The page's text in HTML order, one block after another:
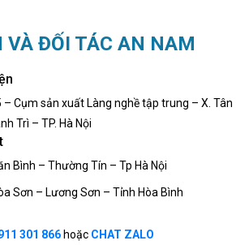
VÀ ĐỐI TÁC AN NAM
– Cụm sản xuất Làng nghề tập trung – X. Tân
Trì – TP. Hà Nội
Bình – Thường Tín – Tp Hà Nội
Sơn – Lương Sơn – Tỉnh Hòa Bình
301 866 hoặc CHAT ZALO